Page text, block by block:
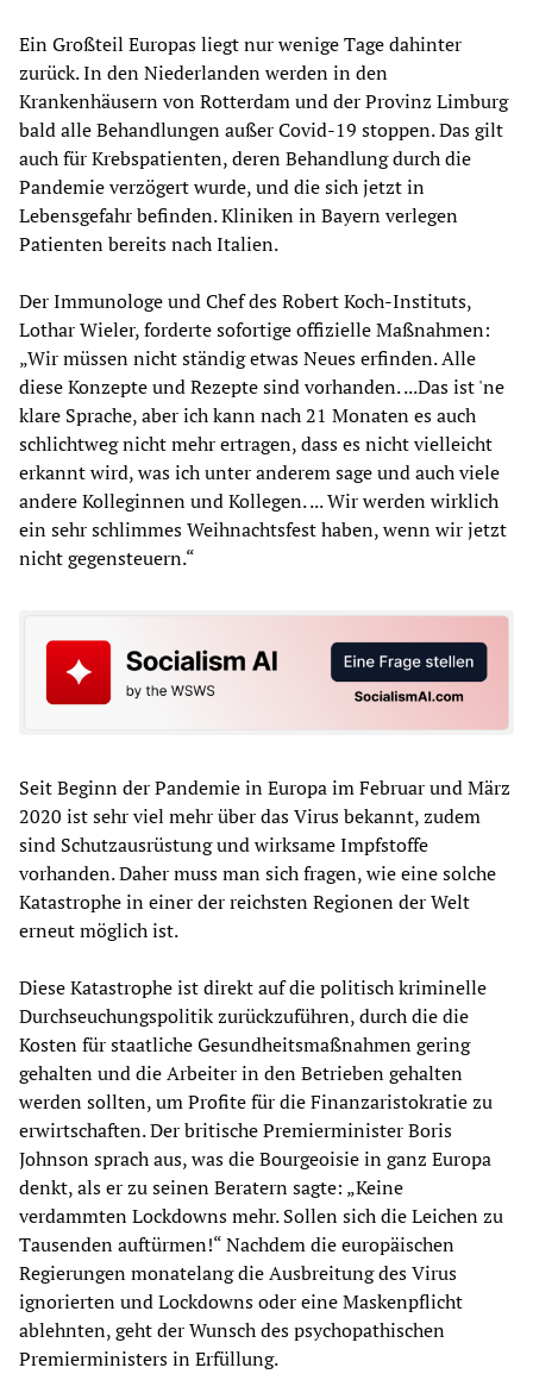
Ein Großteil Europas liegt nur wenige Tage dahinter
zurück. In den Niederlanden werden in den
Krankenhäusern von Rotterdam und der Provinz Limburg
bald alle Behandlungen außer Covid-19 stoppen. Das gilt
auch für Krebspatienten, deren Behandlung durch die
Pandemie verzögert wurde, und die sich jetzt in
Lebensgefahr befinden. Kliniken in Bayern verlegen
Patienten bereits nach Italien.
Der Immunologe und Chef des Robert Koch-Instituts,
Lothar Wieler, forderte sofortige offizielle Maßnahmen:
„Wir müssen nicht ständig etwas Neues erfinden. Alle
diese Konzepte und Rezepte sind vorhanden. ...Das ist 'ne
klare Sprache, aber ich kann nach 21 Monaten es auch
schlichtweg nicht mehr ertragen, dass es nicht vielleicht
erkannt wird, was ich unter anderem sage und auch viele
andere Kolleginnen und Kollegen. ... Wir werden wirklich
ein sehr schlimmes Weihnachtsfest haben, wenn wir jetzt
nicht gegensteuern.“
Seit Beginn der Pandemie in Europa im Februar und März
2020 ist sehr viel mehr über das Virus bekannt, zudem
sind Schutzausrüstung und wirksame Impfstoffe
vorhanden. Daher muss man sich fragen, wie eine solche
Katastrophe in einer der reichsten Regionen der Welt
erneut möglich ist.
Diese Katastrophe ist direkt auf die politisch kriminelle
Durchseuchungspolitik zurückzuführen, durch die die
Kosten für staatliche Gesundheitsmaßnahmen gering
gehalten und die Arbeiter in den Betrieben gehalten
werden sollten, um Profite für die Finanzaristokratie zu
erwirtschaften. Der britische Premierminister Boris
Johnson sprach aus, was die Bourgeoisie in ganz Europa
denkt, als er zu seinen Beratern sagte: „Keine
verdammten Lockdowns mehr. Sollen sich die Leichen zu
Tausenden auftürmen!“ Nachdem die europäischen
Regierungen monatelang die Ausbreitung des Virus
ignorierten und Lockdowns oder eine Maskenpflicht
ablehnten, geht der Wunsch des psychopathischen
Premierministers in Erfüllung.